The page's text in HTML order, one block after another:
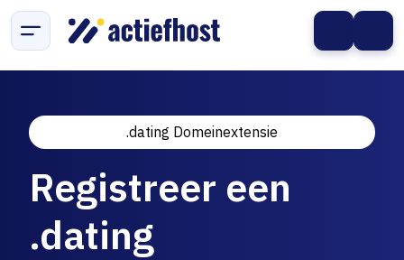
.dating Domeinextensie
Registreer een
.dating